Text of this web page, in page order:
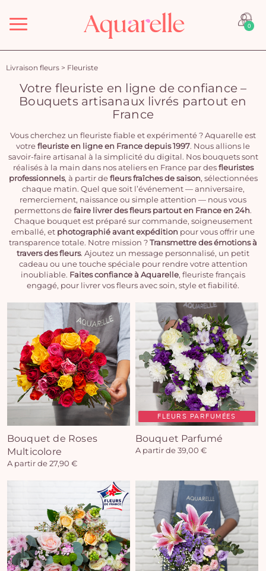
Menu 0
Livraison fleurs > Fleuriste
Votre fleuriste en ligne de confiance –
Bouquets artisanaux livrés partout en
France
Vous cherchez un fleuriste fiable et expérimenté ? Aquarelle est
votrefleuriste en ligne en France depuis 1997. Nous allions le
savoir-faire artisanal à la simplicité du digital. Nos bouquets sont
réalisés à la main dans nos ateliers en France par desfleuristes
professionnels, à partir defleurs fraîches de saison, sélectionnées
chaque matin. Quel que soit l’événement — anniversaire,
remerciement, naissance ou simple attention — nous vous
permettons defaire livrer des fleurs partout en France en 24h.
Chaque bouquet est préparé sur commande, soigneusement
emballé, et photographié avant expédition pour vous offrir une
transparence totale. Notre mission ?Transmettre des émotions à
travers des fleurs. Ajoutez un message personnalisé, un petit
cadeau ou une touche spéciale pour rendre votre attention
inoubliable. Faites confiance à Aquarelle, fleuriste français
engagé, pour livrer vos fleurs avec soin, style et fiabilité.
Bouquet de Roses
Multicolore
A partir de 27,90 €
FLEURS PARFUMÉES
Bouquet Parfumé
A partir de 39,00 €